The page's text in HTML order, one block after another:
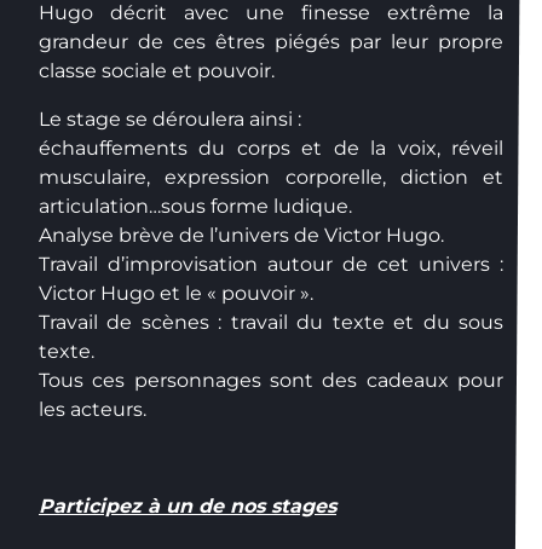
Hugo décrit avec une finesse extrême la
grandeur de ces êtres piégés par leur propre
classe sociale et pouvoir.
Le stage se déroulera ainsi :
échauffements du corps et de la voix, réveil
musculaire, expression corporelle, diction et
articulation…sous forme ludique.
Analyse brève de l’univers de Victor Hugo.
Travail d’improvisation autour de cet univers :
Victor Hugo et le « pouvoir ».
Travail de scènes : travail du texte et du sous
texte.
Tous ces personnages sont des cadeaux pour
les acteurs.
Participez à un de nos stages